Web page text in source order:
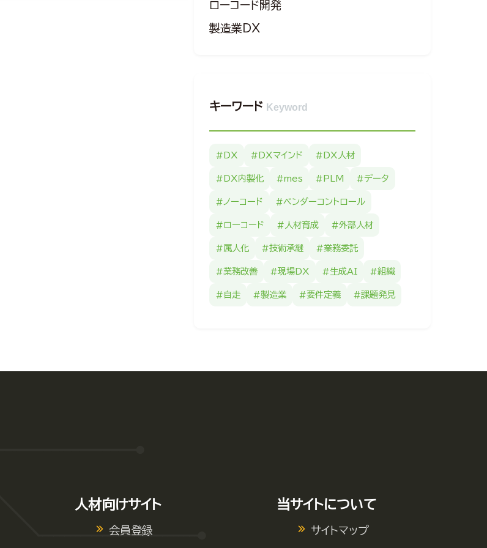
ローコード開発
製造業DX
キーワード Keyword
#DX #DXマインド #DX人材
#DX内製化 #mes #PLM #データ
#ノーコード #ベンダーコントロール
#ローコード #人材育成 #外部人材
#属人化 #技術承継 #業務委託
#業務改善 #現場DX #生成AI #組織
#自走 #製造業 #要件定義 #課題発見
人材向けサイト
会員登録
当サイトについて
サイトマップ